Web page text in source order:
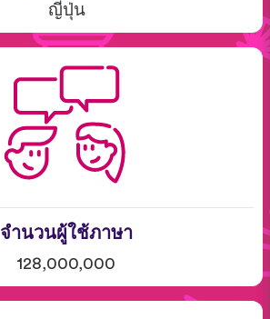
ญี่ปุ่น
จำนวนผู้ใช้ภาษา
128,000,000